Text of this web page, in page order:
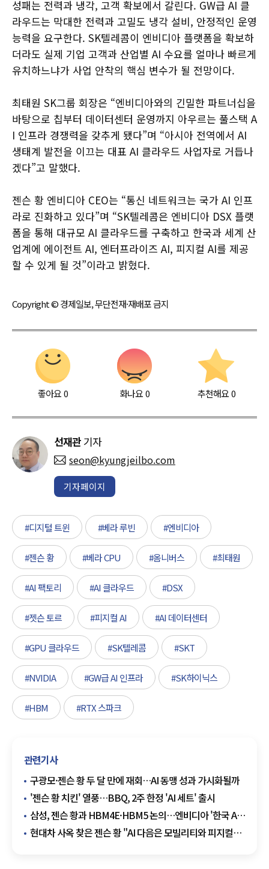
성패는 전력과 냉각, 고객 확보에서 갈린다. GW급 AI 클
라우드는 막대한 전력과 고밀도 냉각 설비, 안정적인 운영
능력을 요구한다. SK텔레콤이 엔비디아 플랫폼을 확보하
더라도 실제 기업 고객과 산업별 AI 수요를 얼마나 빠르게
유치하느냐가 사업 안착의 핵심 변수가 될 전망이다.
최태원 SK그룹 회장은 “엔비디아와의 긴밀한 파트너십을
바탕으로 칩부터 데이터센터 운영까지 아우르는 풀스택 A
I 인프라 경쟁력을 갖추게 됐다”며 “아시아 전역에서 AI
생태계 발전을 이끄는 대표 AI 클라우드 사업자로 거듭나
겠다”고 말했다.
젠슨 황 엔비디아 CEO는 “통신 네트워크는 국가 AI 인프
라로 진화하고 있다”며 “SK텔레콤은 엔비디아 DSX 플랫
폼을 통해 대규모 AI 클라우드를 구축하고 한국과 세계 산
업계에 에이전트 AI, 엔터프라이즈 AI, 피지컬 AI를 제공
할 수 있게 될 것”이라고 밝혔다.
Copyright © 경제일보, 무단전재·재배포 금지
좋아요0 화나요0 추천해요 0
선재관 기자
seon@kyungjeilbo.com
기자페이지
#디지털 트윈 #베라 루빈 #엔비디아
#젠슨 황 #베라 CPU #옴니버스 #최태원
#AI 팩토리 #AI 클라우드 #DSX
#젯슨 토르 #피지컬 AI #AI 데이터센터
#GPU 클라우드 #SK텔레콤 #SKT
#NVIDIA #GW급 AI 인프라 #SK하이닉스
#HBM #RTX 스파크
관련기사
구광모·젠슨 황 두 달 만에 재회…AI 동맹 성과 가시화될까
'젠슨 황 치킨' 열풍…BBQ, 2주 한정 'AI 세트' 출시
삼성, 젠슨 황과 HBM4E·HBM5 논의…엔비디아 '한국 AI
동맹' 마지막 퍼즐 맞추나
현대차 사옥 찾은 젠슨 황 "AI 다음은 모빌리티와 피지컬